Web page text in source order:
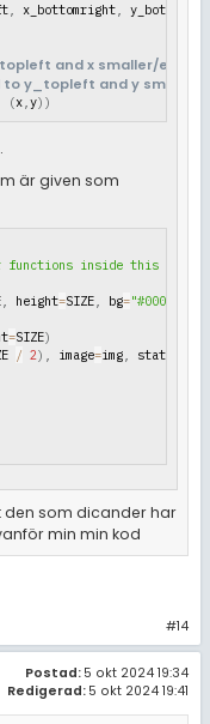
, x_bottomright,
and x smaller/equal
y_topleft and y
(x,y) )
är given som
functions inside this
, height=SIZE, bg="#000000"
=SIZE)
/ 2) image=img, state
den som dicander har
min min kod
#14
Postad: 5 okt 2024 19:34
Redigerad: 5 okt 2024 19:41